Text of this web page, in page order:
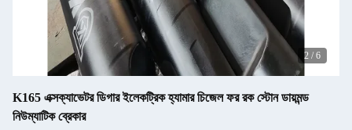
2 / 6
K165 এক্সক্যাভেটর ডিগার ইলেকট্রিক হ্যামার চিজেল ফর রক স্টোন ডায়মন্ড
নিউম্যাটিক ব্রেকার